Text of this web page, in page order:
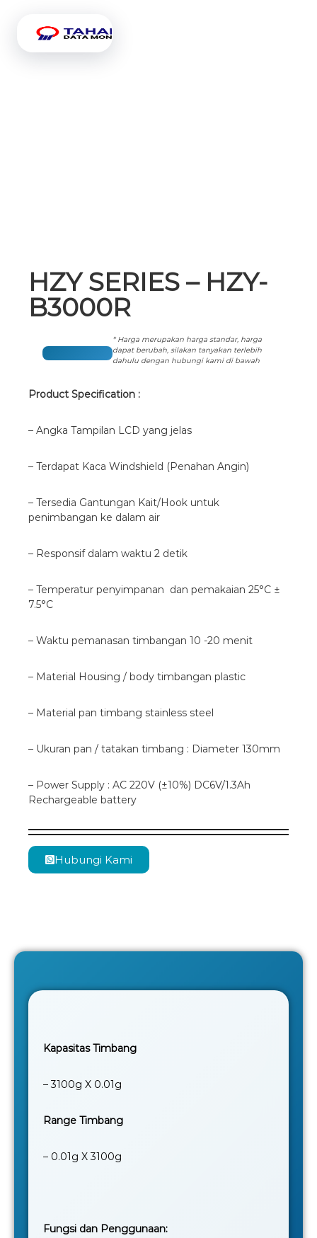
HZY SERIES – HZY-
B3000R
* Harga merupakan harga standar, harga
dapat berubah, silakan tanyakan terlebih
dahulu dengan hubungi kami di bawah
Product Specification :
– Angka Tampilan LCD yang jelas
– Terdapat Kaca Windshield (Penahan Angin)
– Tersedia Gantungan Kait/Hook untuk
penimbangan ke dalam air
– Responsif dalam waktu 2 detik
– Temperatur penyimpanan dan pemakaian 25°C ±
7.5°C
– Waktu pemanasan timbangan 10 -20 menit
– Material Housing / body timbangan plastic
– Material pan timbang stainless steel
– Ukuran pan / tatakan timbang : Diameter 130mm
– Power Supply : AC 220V (±10%) DC6V/1.3Ah
Rechargeable battery
Hubungi Kami
Kapasitas Timbang
– 3100g X 0.01g
Range Timbang
– 0.01g X 3100g
Fungsi dan Penggunaan: